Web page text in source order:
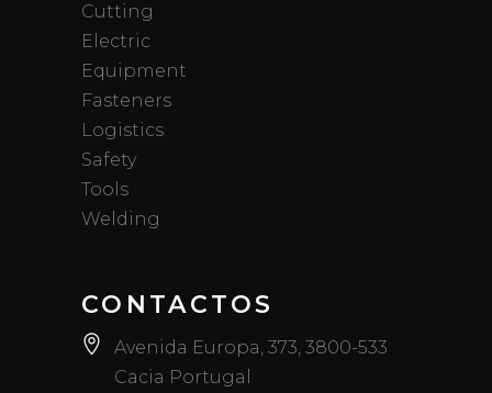
Cutting
Electric
Equipment
Fasteners
Logistics
Safety
Tools
Welding
CONTACTOS
Avenida Europa, 373, 3800-533
Cacia Portugal